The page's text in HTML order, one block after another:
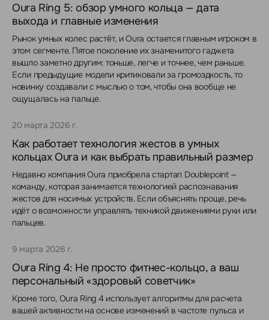
Oura Ring 5: обзор умного кольца — дата
выхода и главные изменения
Рынок умных колес растёт, и Oura остается главным игроком в
этом сегменте. Пятое поколение их знаменитого гаджета
вышло заметно другим: тоньше, легче и точнее, чем раньше.
Если предыдущие модели критиковали за громоздкость, то
новинку создавали с мыслью о том, чтобы она вообще не
ощущалась на пальце.
20 марта 2026 г.
Как работает технология жестов в умных
кольцах Oura и как выбрать правильный размер
Недавно компания Oura приобрела стартап Doublepoint —
команду, которая занимается технологией распознавания
жестов для носимых устройств. Если объяснять проще, речь
идёт о возможности управлять техникой движениями руки или
пальцев.
9 марта 2026 г.
Oura Ring 4: Не просто фитнес-кольцо, а ваш
персональный «здоровый советчик»
Кроме того, Oura Ring 4 использует алгоритмы для расчета
вашей активности на основе изменений в частоте пульса и